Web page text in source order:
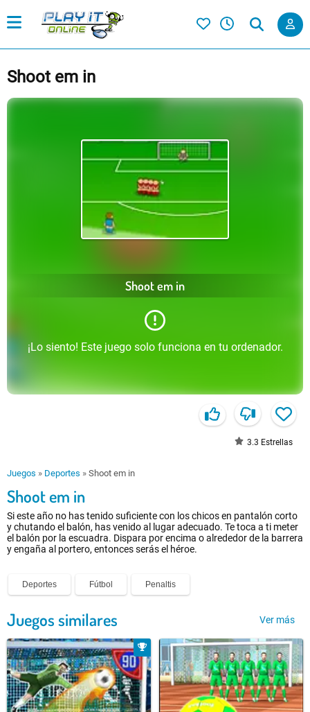
Shoot em in
Shoot em in
¡Lo siento! Este juego solo funciona en tu ordenador.
3.3 Estrellas
Juegos » Deportes » Shoot em in
Shoot em in
Si este año no has tenido suficiente con los chicos en pantalón corto
y chutando el balón, has venido al lugar adecuado. Te toca a ti meter
el balón por la escuadra. Dispara por encima o alrededor de la barrera
y engaña al portero, entonces serás el héroe.
Deportes Fútbol Penaltis
Juegos similares Ver más